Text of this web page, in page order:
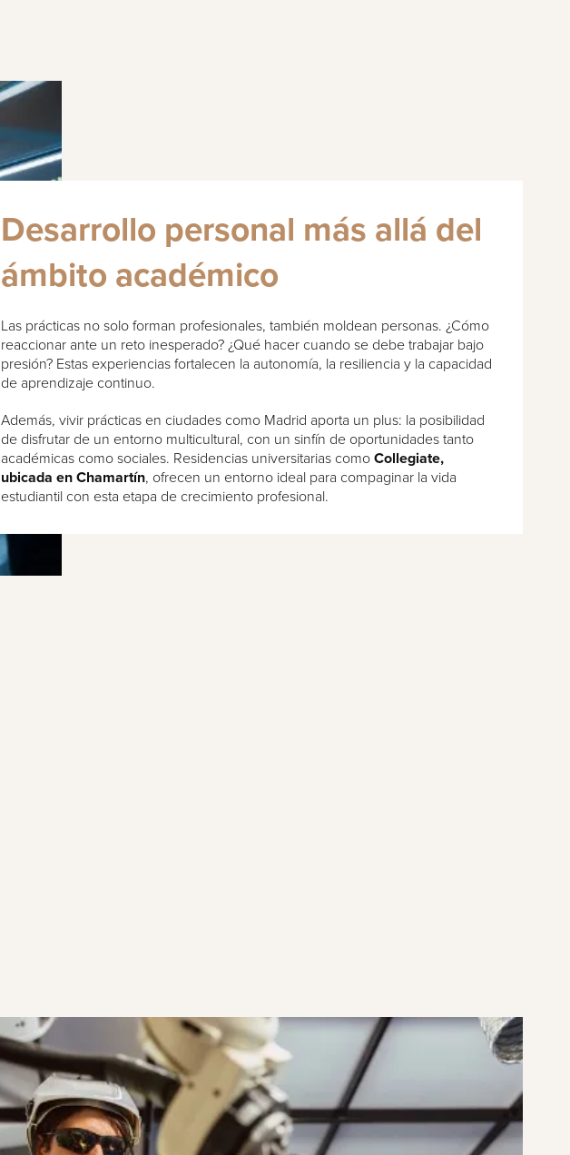
Desarrollo personal más allá del
ámbito académico
Las prácticas no solo forman profesionales, también moldean personas. ¿Cómo
reaccionar ante un reto inesperado? ¿Qué hacer cuando se debe trabajar bajo
presión? Estas experiencias fortalecen la autonomía, la resiliencia y la capacidad
de aprendizaje continuo.
Además, vivir prácticas en ciudades como Madrid aporta un plus: la posibilidad
de disfrutar de un entorno multicultural, con un sinfín de oportunidades tanto
académicas como sociales. Residencias universitarias como Collegiate,
ubicada en Chamartín, ofrecen un entorno ideal para compaginar la vida
estudiantil con esta etapa de crecimiento profesional.